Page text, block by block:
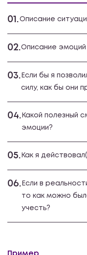
01.Описание
02.Описание эмоций
03. Если бы я
силу, как бы они
04. Какой полезный
эмоции?
05. Как я
06. Если в
то как можно
учесть?